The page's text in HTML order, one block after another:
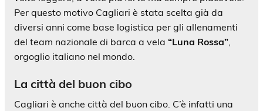
Per questo motivo Cagliari è stata scelta già da
diversi anni come base logistica per gli allenamenti
del team nazionale di barca a vela “Luna Rossa”,
orgoglio italiano nel mondo.
La città del buon cibo
Cagliari è anche città del buon cibo. C’è infatti una